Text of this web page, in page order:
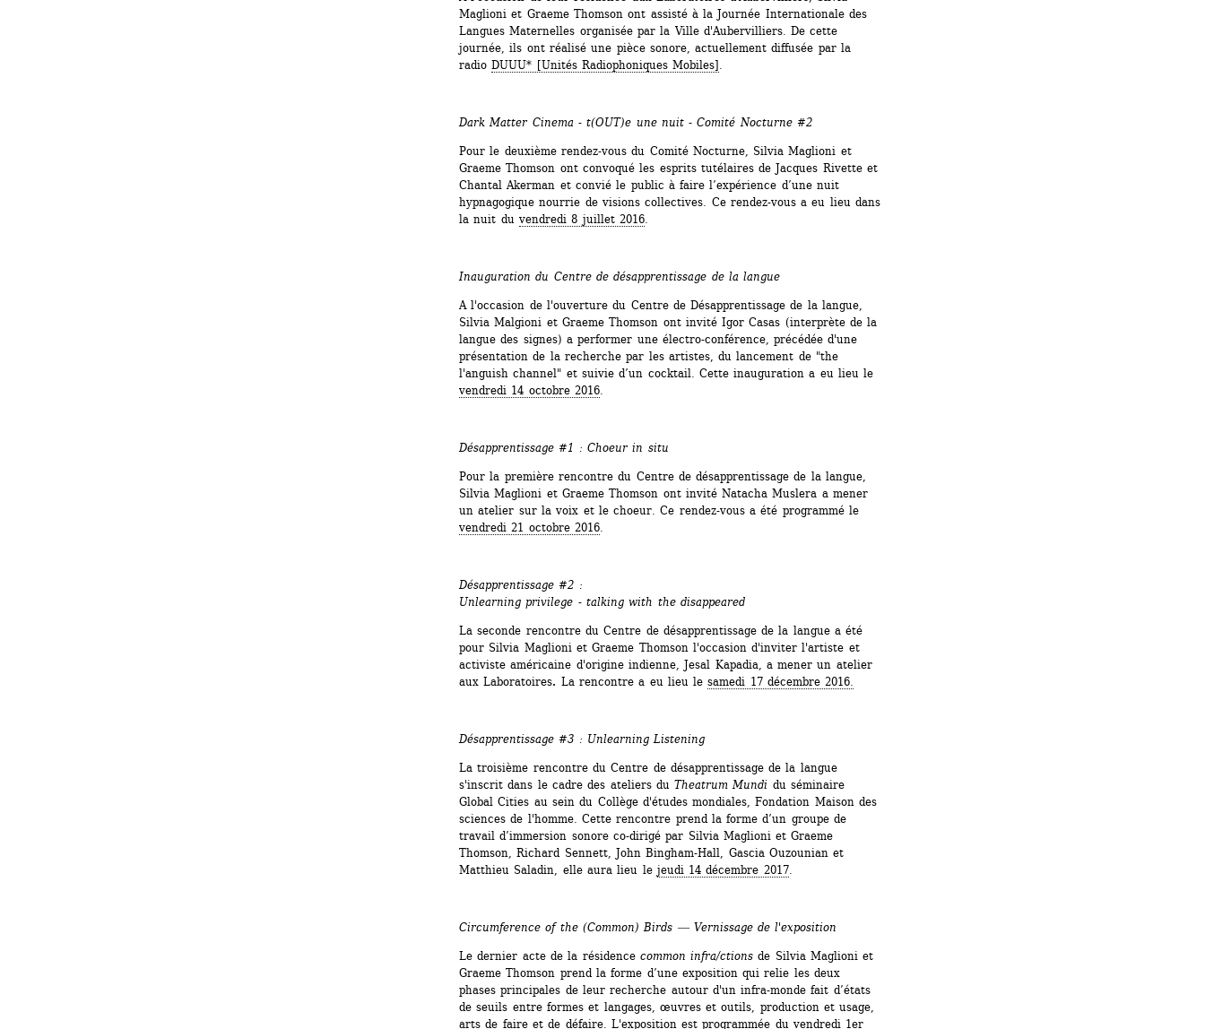
Maglioni et Graeme Thomson ont assisté à la Journée Internationale des
Langues Maternelles organisée par la Ville d'Aubervilliers. De cette
journée, ils ont réalisé une pièce sonore, actuellement diffusée par la
radio DUUU* [Unités Radiophoniques Mobiles] .
Dark Matter Cinema - t(OUT)e une nuit - Comité Nocturne #2
Pour le deuxième rendez-vous du Comité Nocturne, Silvia Maglioni et
Graeme Thomson ont convoqué les esprits tutélaires de Jacques Rivette et
Chantal Akerman et convié le public à faire l’expérience d’une nuit
hypnagogique nourrie de visions collectives. Ce rendez-vous a eu lieu dans
la nuit du vendredi 8 juillet 2016.
Inauguration du Centre de désapprentissage de la langue
A l'occasion de l'ouverture du Centre de Désapprentissage de la langue,
Silvia Malgioni et Graeme Thomson ont invité Igor Casas (interprète de la
langue des signes) a performer une électro-conférence, précédée d'une
présentation de la recherche par les artistes, du lancement de "the
l'anguish channel" et suivie d’un cocktail. Cette inauguration a eu lieu le
vendredi 14 octobre 2016.
Désapprentissage #1 : Choeur in situ
Pour la première rencontre du Centre de désapprentissage de la langue,
Silvia Maglioni et Graeme Thomson ont invité Natacha Muslera a mener
un atelier sur la voix et le choeur. Ce rendez-vous a été programmé le
vendredi 21 octobre 2016.
Désapprentissage #2 :
Unlearning privilege - talking with the disappeared
La seconde rencontre du Centre de désapprentissage de la langue a été
pour Silvia Maglioni et Graeme Thomson l'occasion d'inviter l'artiste et
activiste américaine d'origine indienne, Jesal Kapadia, a mener un atelier
aux Laboratoires. La rencontre a eu lieu le samedi 17 décembre 2016.
Désapprentissage #3 : Unlearning Listening
La troisième rencontre du Centre de désapprentissage de la langue
s'inscrit dans le cadre des ateliers du Theatrum Mundi du séminaire
Global Cities au sein du Collège d'études mondiales, Fondation Maison des
sciences de l'homme. Cette rencontre prend la forme d’un groupe de
travail d’immersion sonore co-dirigé par Silvia Maglioni et Graeme
Thomson, Richard Sennett, John Bingham-Hall, Gascia Ouzounian et
Matthieu Saladin, elle aura lieu le jeudi 14 décembre 2017.
Circumference of the (Common) Birds ― Vernissage de l'exposition
Le dernier acte de la résidence common infra/ctions de Silvia Maglioni et
Graeme Thomson prend la forme d’une exposition qui relie les deux
phases principales de leur recherche autour d'un infra-monde fait d’états
de seuils entre formes et langages, œuvres et outils, production et usage,
arts de faire et de défaire. L'exposition est programmée du vendredi 1er